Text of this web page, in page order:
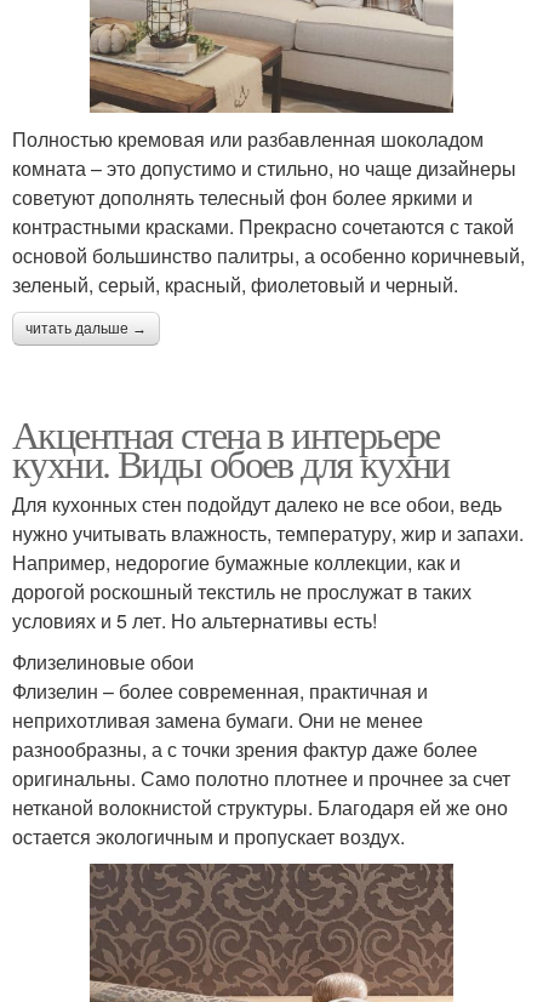
Полностью кремовая или разбавленная шоколадом
комната – это допустимо и стильно, но чаще дизайнеры
советуют дополнять телесный фон более яркими и
контрастными красками. Прекрасно сочетаются с такой
основой большинство палитры, а особенно коричневый,
зеленый, серый, красный, фиолетовый и черный.
читать дальше →
Акцентная стена в интерьере
кухни. Виды обоев для кухни
Для кухонных стен подойдут далеко не все обои, ведь
нужно учитывать влажность, температуру, жир и запахи.
Например, недорогие бумажные коллекции, как и
дорогой роскошный текстиль не прослужат в таких
условиях и 5 лет. Но альтернативы есть!
Флизелиновые обои
Флизелин – более современная, практичная и
неприхотливая замена бумаги. Они не менее
разнообразны, а с точки зрения фактур даже более
оригинальны. Само полотно плотнее и прочнее за счет
нетканой волокнистой структуры. Благодаря ей же оно
остается экологичным и пропускает воздух.